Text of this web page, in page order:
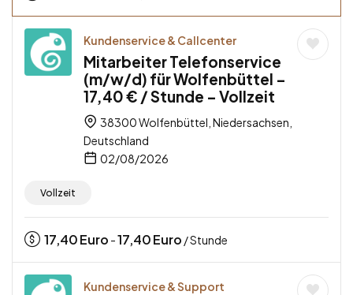
Kundenservice & Callcenter
Mitarbeiter Telefonservice
(m/w/d) für Wolfenbüttel –
17,40 € / Stunde – Vollzeit
38300 Wolfenbüttel, Niedersachsen,
Deutschland
02/08/2026
Vollzeit
17,40Euro -17,40Euro / Stunde
Kundenservice & Support